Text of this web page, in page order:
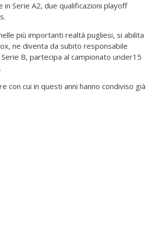
Serie A2, due qualificazioni playoff
più importanti realtà pugliesi, si abilita
ne diventa da subito responsabile
B, partecipa al campionato under15
cui in questi anni hanno condiviso già